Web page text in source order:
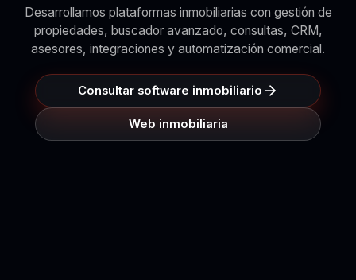
Desarrollamos plataformas inmobiliarias con gestión de
propiedades, buscador avanzado, consultas, CRM,
asesores, integraciones y automatización comercial.
Consultar software inmobiliario
Web inmobiliaria